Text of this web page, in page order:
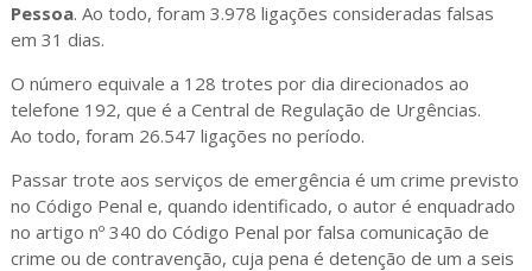
Pessoa. Ao todo, foram 3.978 ligações consideradas falsas
em 31 dias.
O número equivale a 128 trotes por dia direcionados ao
telefone 192, que é a Central de Regulação de Urgências.
Ao todo, foram 26.547 ligações no período.
Passar trote aos serviços de emergência é um crime previsto
no Código Penal e, quando identificado, o autor é enquadrado
no artigo nº 340 do Código Penal por falsa comunicação de
crime ou de contravenção, cuja pena é detenção de um a seis